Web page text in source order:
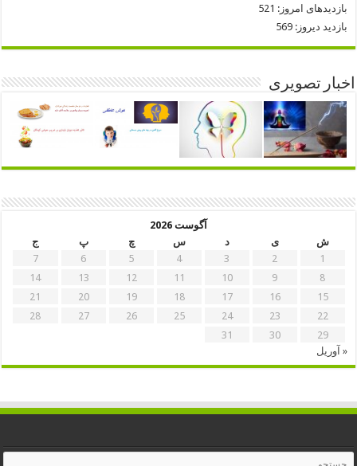
بازدیدهای امروز: 521
بازدید دیروز:569
اخبار تصویری
آگوست 2026
ش
ی د س چ پ
ج
1
2
3
4
5
6
7
8
9
10
11
12
13
14
15
16
17
18
19
20
21
22
23
24
25
26
27
28
29
30
31
« آوریل